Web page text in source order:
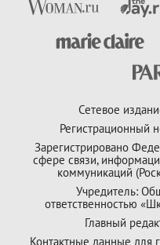
Сетевое
Зарегистрировано
сфере связи,
коммуникаций
Учредитель:
ответственностью
Главный
Контактные данные для